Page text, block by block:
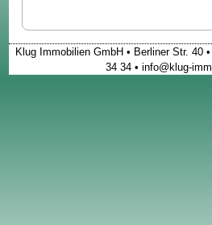
Klug Immobilien GmbH • Berliner Str. 40
34 34 • info@klug-